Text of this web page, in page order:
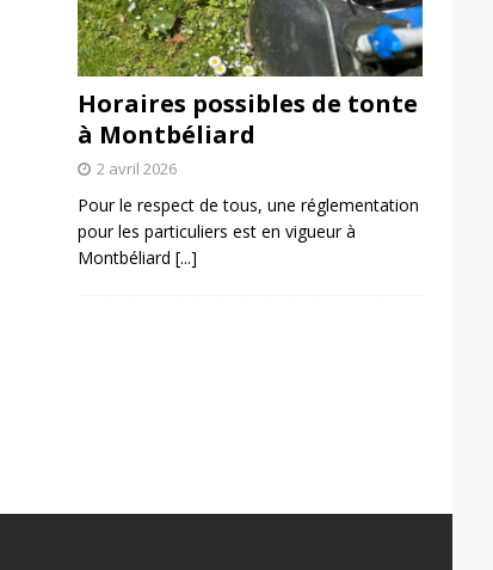
Horaires possibles de tonte
à Montbéliard
2 avril 2026
Pour le respect de tous, une réglementation
pour les particuliers est en vigueur à
Montbéliard [...]